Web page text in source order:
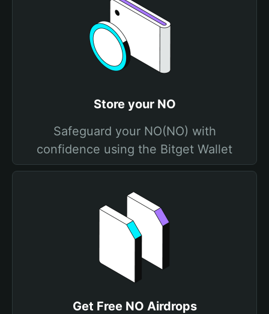
Store your NO
Safeguard your NO(NO) with
confidence using the Bitget Wallet
Get Free NO Airdrops